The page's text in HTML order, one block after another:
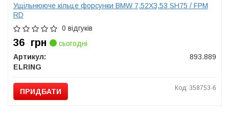
Ущільнююче кільце форсунки BMW 7,52X3,53 SH75 / FPM
RD
0 відгуків
36 грн
сьогодні
Артикул:
893.889
ELRING
ПРИДБАТИ Код: 358753-6